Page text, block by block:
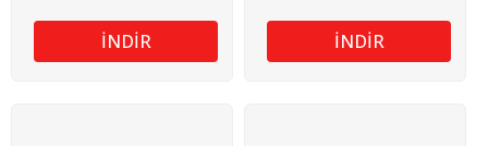
İNDİR İNDİR